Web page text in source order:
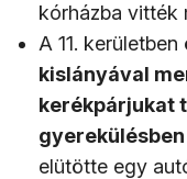
kórházba vitték
A 11. kerületben
kislányával
kerékpárjukat
elütötte egy